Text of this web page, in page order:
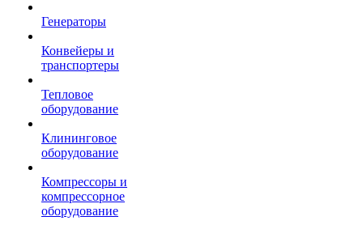
Генераторы
Конвейеры и
транспортеры
Тепловое
оборудование
Клининговое
оборудование
Компрессоры и
компрессорное
оборудование